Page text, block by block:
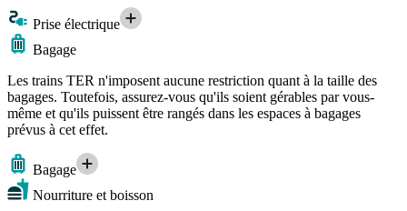
Prise électrique
Bagage
Les trains TER n'imposent aucune restriction quant à la taille des
bagages. Toutefois, assurez-vous qu'ils soient gérables par vous-
même et qu'ils puissent être rangés dans les espaces à bagages
prévus à cet effet.
Bagage
Nourriture et boisson